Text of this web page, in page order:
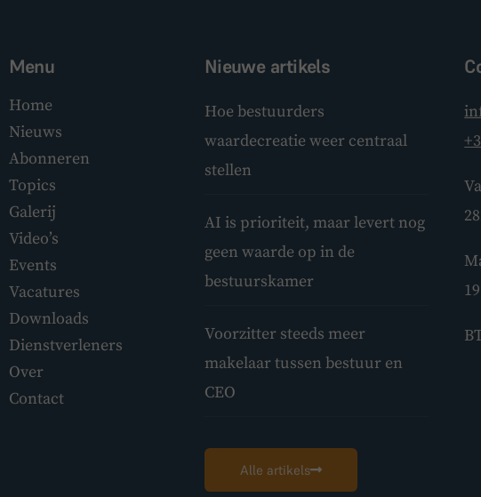
Menu
Home
Nieuws
Abonneren
Topics
Galerij
Video’s
Events
Vacatures
Downloads
Dienstverleners
Over
Contact
Nieuwe artikels
Hoe bestuurders
waardecreatie weer centraal
stellen
AI is prioriteit, maar levert nog
geen waarde op in de
bestuurskamer
Voorzitter steeds meer
makelaar tussen bestuur en
CEO
Alle artikels